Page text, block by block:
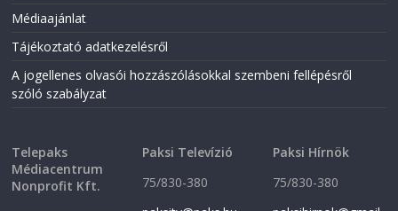
Médiaajánlat
Tájékoztató adatkezelésről
A jogellenes olvasói hozzászólásokkal szembeni fellépésről
szóló szabályzat
Telepaks
Médiacentrum
Nonprofit Kft.
Paksi Televízió
75/830-380
Paksi Hírnök
75/830-380